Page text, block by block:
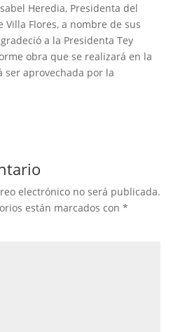
Heredia, Presidenta del
Villa Flores, a nombre de sus
a la Presidenta Tey
obra que se realizará en la
ser aprovechada por la
electrónico no será publicada.
están marcados con *